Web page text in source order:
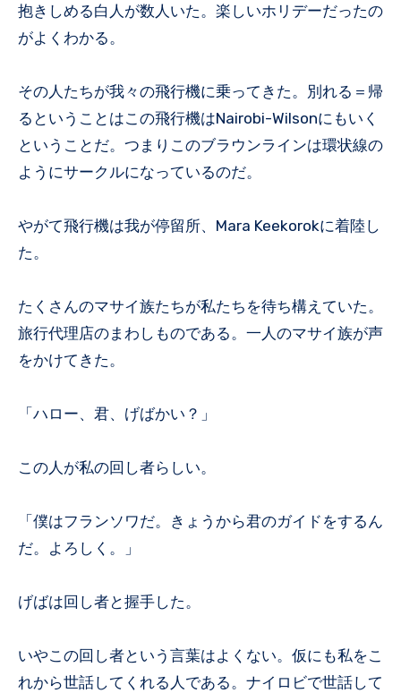
抱きしめる白人が数人いた。楽しいホリデーだったの
がよくわかる。
その人たちが我々の飛行機に乗ってきた。別れる＝帰
るということはこの飛行機はNairobi-Wilsonにもいく
ということだ。つまりこのブラウンラインは環状線の
ようにサークルになっているのだ。
やがて飛行機は我が停留所、Mara Keekorokに着陸し
た。
たくさんのマサイ族たちが私たちを待ち構えていた。
旅行代理店のまわしものである。一人のマサイ族が声
をかけてきた。
「ハロー、君、げばかい？」
この人が私の回し者らしい。
「僕はフランソワだ。きょうから君のガイドをするん
だ。よろしく。」
げばは回し者と握手した。
いやこの回し者という言葉はよくない。仮にも私をこ
れから世話してくれる人である。ナイロビで世話して